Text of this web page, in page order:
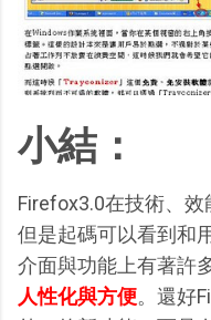
小結：
Firefox3.0在技術、效
但是起碼可以看到和
介面與功能上有著許
人性化與方便。還好